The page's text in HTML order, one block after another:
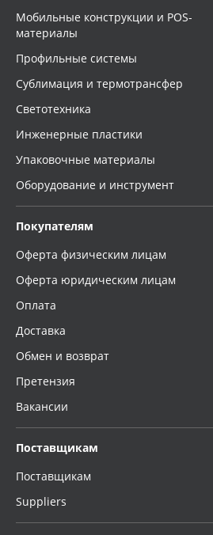
Мобильные конструкции и POS-
материалы
Профильные системы
Сублимация и термотрансфер
Светотехника
Инженерные пластики
Упаковочные материалы
Оборудование и инструмент
Покупателям
Оферта физическим лицам
Оферта юридическим лицам
Оплата
Доставка
Обмен и возврат
Претензия
Вакансии
Поставщикам
Поставщикам
Suppliers